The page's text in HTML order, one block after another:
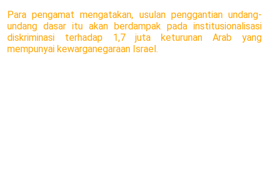
Para pengamat mengatakan, usulan penggantian undang-
undang dasar itu akan berdampak pada institusionalisasi
diskriminasi terhadap 1,7 juta keturunan Arab yang
mempunyai kewarganegaraan Israel.